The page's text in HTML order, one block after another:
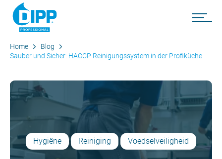
Home
Blog
Sauber und Sicher: HACCP Reinigungssystem in der Profiküche
Hygiëne Reiniging Voedselveiligheid